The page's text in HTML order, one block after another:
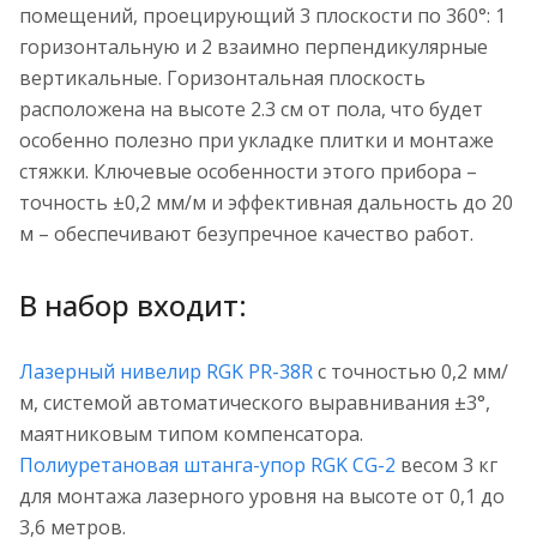
помещений, проецирующий 3 плоскости по 360°: 1
горизонтальную и 2 взаимно перпендикулярные
вертикальные. Горизонтальная плоскость
расположена на высоте 2.3 см от пола, что будет
особенно полезно при укладке плитки и монтаже
стяжки. Ключевые особенности этого прибора –
точность ±0,2 мм/м и эффективная дальность до 20
м – обеспечивают безупречное качество работ.
В набор входит:
Лазерный нивелир RGK PR-38Rс точностью 0,2 мм/
м, системой автоматического выравнивания ±3°,
маятниковым типом компенсатора.
Полиуретановая штанга-упор RGK CG-2 весом 3 кг
для монтажа лазерного уровня на высоте от 0,1 до
3,6 метров.